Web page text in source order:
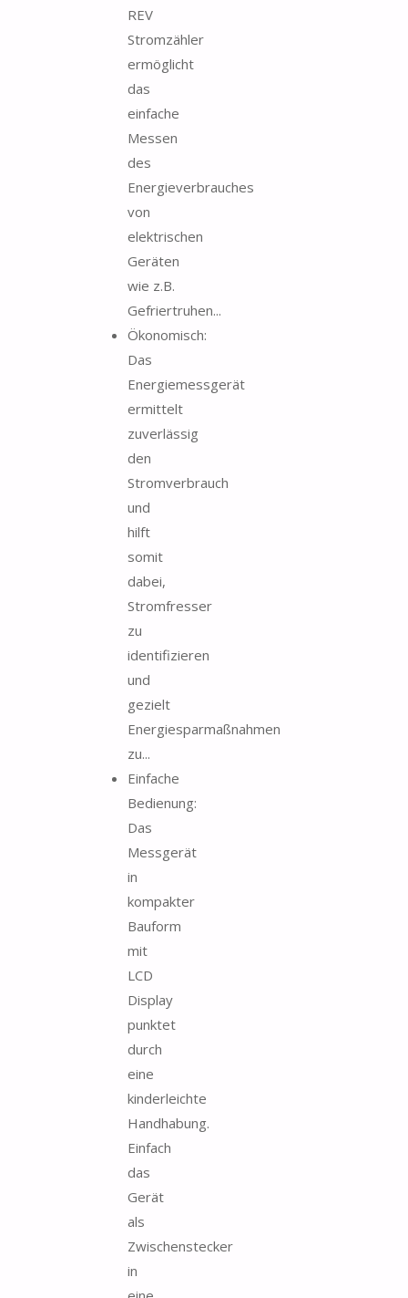
REV
Stromzähler
ermöglicht
das
einfache
Messen
des
Energieverbrauches
von
elektrischen
Geräten
wie z.B.
Gefriertruhen...
Ökonomisch:
Das
Energiemessgerät
ermittelt
zuverlässig
den
Stromverbrauch
und
hilft
somit
dabei,
Stromfresser
zu
identifizieren
und
gezielt
Energiesparmaßnahmen
zu...
Einfache
Bedienung:
Das
Messgerät
in
kompakter
Bauform
mit
LCD
Display
punktet
durch
eine
kinderleichte
Handhabung.
Einfach
das
Gerät
als
Zwischenstecker
in